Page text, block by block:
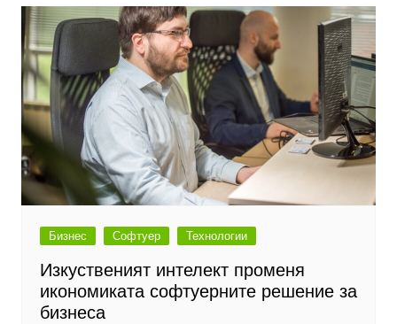
Бизнес Софтуер Технологии
Изкуственият интелект променя
икономиката софтуерните решение за
бизнеса